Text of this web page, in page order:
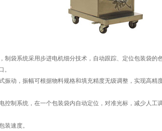
制袋系统采用步进电机细分技术，自动跟踪、定位包装袋的
。
振动，振幅可根据物料规格和填充精度无级调整，实现高精
控制系统，在一个包装袋内自动定位，对准光标，减少人工
装速度。